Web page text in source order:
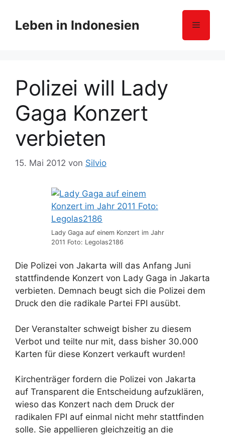
Leben in Indonesien Menü
Polizei will Lady
Gaga Konzert
verbieten
15. Mai 2012 von Silvio
Lady Gaga auf einem Konzert im Jahr
2011 Foto: Legolas2186
Die Polizei von Jakarta will das Anfang Juni
stattfindende Konzert von Lady Gaga in Jakarta
verbieten. Demnach beugt sich die Polizei dem
Druck den die radikale Partei FPI ausübt.
Der Veranstalter schweigt bisher zu diesem
Verbot und teilte nur mit, dass bisher 30.000
Karten für diese Konzert verkauft wurden!
Kirchenträger fordern die Polizei von Jakarta
auf Transparent die Entscheidung aufzuklären,
wieso das Konzert nach dem Druck der
radikalen FPI auf einmal nicht mehr stattfinden
solle. Sie appellieren gleichzeitig an die